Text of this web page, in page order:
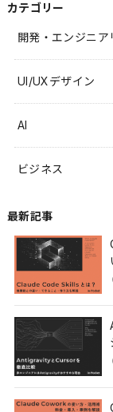
カテゴリー
開発・エンジニア
UI/UXデザイン
AI
ビジネス
最新記事